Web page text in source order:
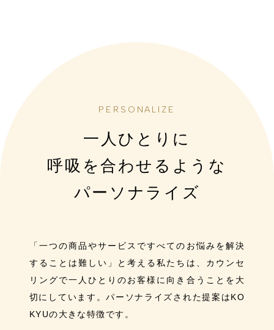
一人ひとりに
呼吸を合わせるような
パーソナライズ
「一つの商品やサービスですべてのお悩みを解決
することは難しい」と考える私たちは、カウンセ
リングで一人ひとりのお客様に向き合うことを大
切にしています。パーソナライズされた提案はKO
KYUの大きな特徴です。